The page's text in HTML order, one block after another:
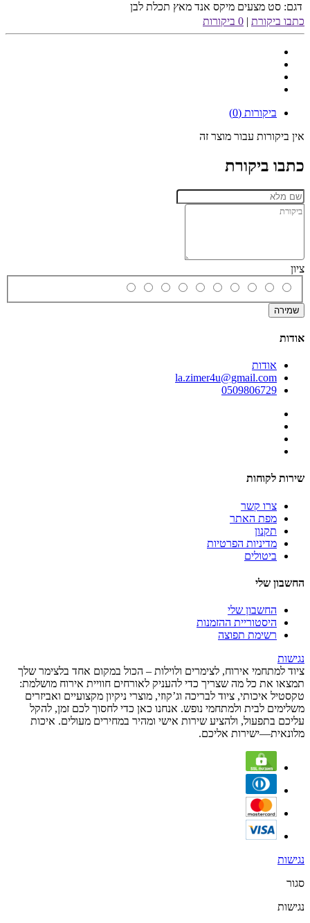
דגם: סט מצעים מיקס אנד מאץ תכלת לבן
כתבו ביקורת | 0 ביקורות
ביקורות (0)
אין ביקורות עבור מוצר זה
כתבו ביקורת
ציון
שמירה
אודות
אודות
la.zimer4u@gmail.com
0509806729
שירות לקוחות
צרו קשר
מפת האתר
תקנון
מדיניות הפרטיות
ביטולים
החשבון שלי
החשבון שלי
היסטוריית ההזמנות
רשימת תפוצה
נגישות
ציוד למתחמי אירוח, לצימרים ולוילות – הכול במקום אחד בלצימר שלך
תמצאו את כל מה שצריך כדי להעניק לאורחים חוויית אירוח מושלמת:
טקסטיל איכותי, ציוד לבריכה וג’קוזי, מוצרי ניקיון מקצועיים ואביזרים
משלימים לבית ולמתחמי נופש. אנחנו כאן כדי לחסוך לכם זמן, להקל
עליכם בתפעול, ולהציע שירות אישי ומהיר במחירים מעולים. איכות
מלונאית—ישירות אליכם.
נגישות
סגור
נגישות